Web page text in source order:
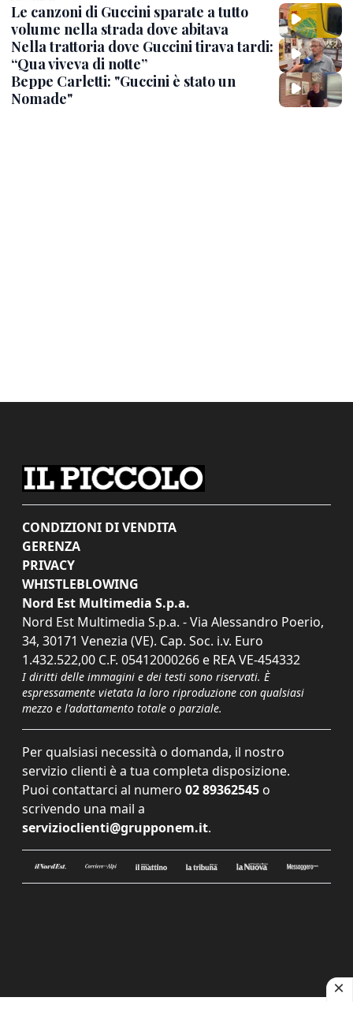
Le canzoni di Guccini sparate a tutto
volume nella strada dove abitava
Nella trattoria dove Guccini tirava tardi:
“Qua viveva di notte”
Beppe Carletti: "Guccini è stato un
Nomade"
CONDIZIONI DI VENDITA
GERENZA
PRIVACY
WHISTLEBLOWING
Nord Est Multimedia S.p.a.
Nord Est Multimedia S.p.a. - Via Alessandro Poerio,
34, 30171 Venezia (VE). Cap. Soc. i.v. Euro
1.432.522,00 C.F. 05412000266 e REA VE-454332
I diritti delle immagini e dei testi sono riservati. È
espressamente vietata la loro riproduzione con qualsiasi
mezzo e l'adattamento totale o parziale.
Per qualsiasi necessità o domanda, il nostro
servizio clienti è a tua completa disposizione.
Puoi contattarci al numero 02 89362545 o
scrivendo una mail a
servizioclienti@grupponem.it.